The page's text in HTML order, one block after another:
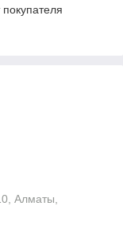
Алматы,